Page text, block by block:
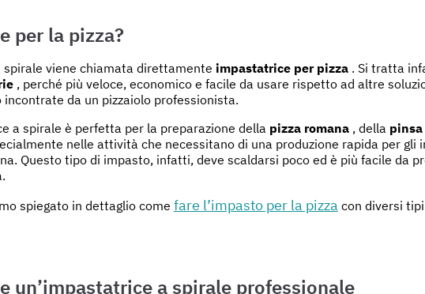
per la pizza?
spirale viene chiamata direttamente impastatrice per pizza. Si tratta
, perché più veloce, economico e facile da usare rispetto ad altre
da un pizzaiolo professionista.
a spirale è perfetta per la preparazione della pizza romana, della pinsa
nelle attività che necessitano di una produzione rapida per gli
Questo tipo di impasto, infatti, deve scaldarsi poco ed è più facile da
spiegato in dettaglio come fare l’impasto per la pizza con diversi
un’impastatrice a spirale professionale